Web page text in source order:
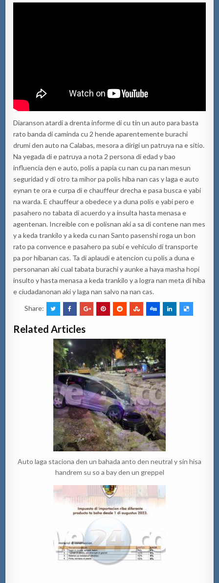
Diaranson atardi a drenta informe di cu tin un auto para basta
rato banda di caminda cu 2 hende aparentemente burachi
drumi den auto na Calabas, mesora a dirigi un patruya na e sitio.
Na yegada di e patruya a nota 2 persona di edad y bao
influencia den e auto, polis a papia cu nan cu pa nan mesun
seguridad y di otro ta mihor pa polis hiba nan cas y laga e auto
eynan te ora e curpa di e chauffeur drecha e pasa busca e yabi
na warda. E chauffeur a obedece y a duna polis e yabi pero e
pasahero no tabata di acuerdo y a insulta hasta menasa e
agentenan. Increible con e polisnan aki a sa di contene nan mes
y a keda trankilo y a keda cu nan Santo pasenshi roga un bon
rato pa convence e pasahero pa subi e vehiculo di transporte
pa por hibanan cas. Ta di aplaudi e atencion cu polis a duna e
personanan aki cual tabata burachi y aunke a haya masha hopi
insulto y hasta menasa a keda trankilo y a logra nan meta di hiba
e ciudadanonan aki y laga nan salvo na nan cas.
Share:
Related Articles
Auto laga staciona den un bahada anto den neutral y sin hisa
handrem su so a bay den un greppel